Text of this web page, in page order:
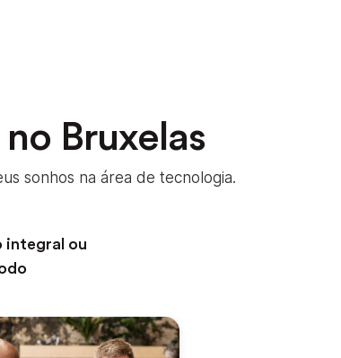
Bruxelas
sonhos na área de tecnologia.
integral ou